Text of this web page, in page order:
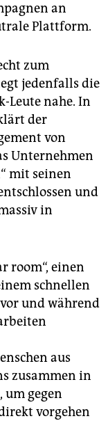
an
Plattform.
zum
jedenfalls die
Leute nahe. In
der
von
Unternehmen
mit seinen
und
in
room“, einen
schnellen
und während
aus
zusammen in
um gegen
vorgehen